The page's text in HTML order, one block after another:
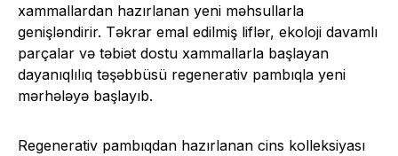
xammallardan hazırlanan yeni məhsullarla
genişləndirir. Təkrar emal edilmiş liflər, ekoloji davamlı
parçalar və təbiət dostu xammallarla başlayan
dayanıqlılıq təşəbbüsü regenerativ pambıqla yeni
mərhələyə başlayıb.
Regenerativ pambıqdan hazırlanan cins kolleksiyası